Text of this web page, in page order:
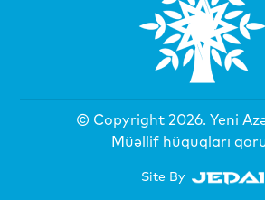
© Copyright 2026. Yeni
Müəllif hüquqları
Site By